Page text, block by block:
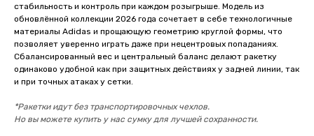
стабильность и контроль при каждом розыгрыше. Модель из
обновлённой коллекции 2026 года сочетает в себе технологичные
материалы Adidas и прощающую геометрию круглой формы, что
позволяет уверенно играть даже при нецентровых попаданиях.
Сбалансированный вес и центральный баланс делают ракетку
одинаково удобной как при защитных действиях у задней линии, так
и при точных атаках у сетки.
*Ракетки идут без транспортировочных чехлов.
Но вы можете купить у нас сумку для лучшей сохранности.